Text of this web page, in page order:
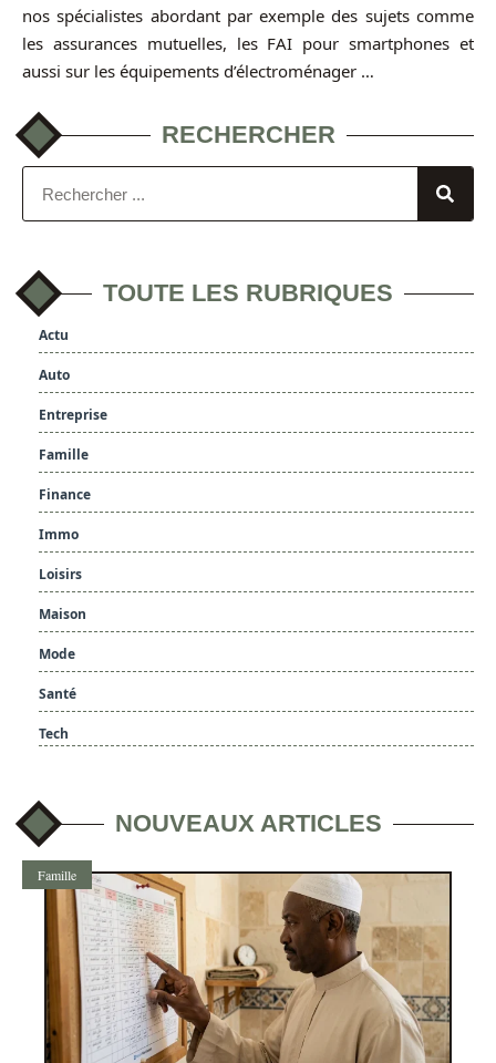
nos spécialistes abordant par exemple des sujets comme
les assurances mutuelles, les FAI pour smartphones et
aussi sur les équipements d’électroménager …
RECHERCHER
TOUTE LES RUBRIQUES
Actu
Auto
Entreprise
Famille
Finance
Immo
Loisirs
Maison
Mode
Santé
Tech
NOUVEAUX ARTICLES
Famille